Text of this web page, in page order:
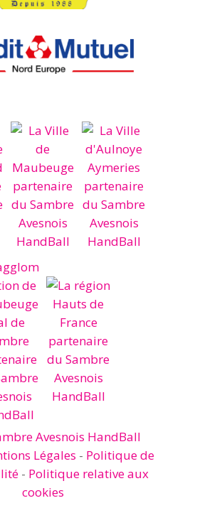
Avesnois HandBall
Légales - Politique de
- Politique relative aux
cookies